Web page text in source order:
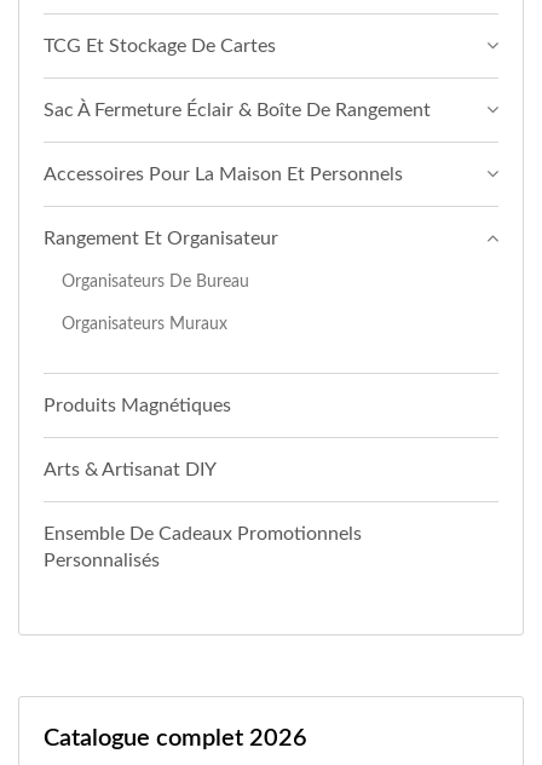
TCG Et Stockage De Cartes
Sac À Fermeture Éclair & Boîte De Rangement
Accessoires Pour La Maison Et Personnels
Rangement Et Organisateur
Organisateurs De Bureau
Organisateurs Muraux
Produits Magnétiques
Arts & Artisanat DIY
Ensemble De Cadeaux Promotionnels
Personnalisés
Catalogue complet 2026